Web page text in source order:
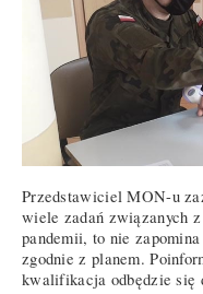
Przedstawiciel MON-u
wiele zadań związanych
pandemii, to nie
zgodnie z planem.
kwalifikacja odbędzie się